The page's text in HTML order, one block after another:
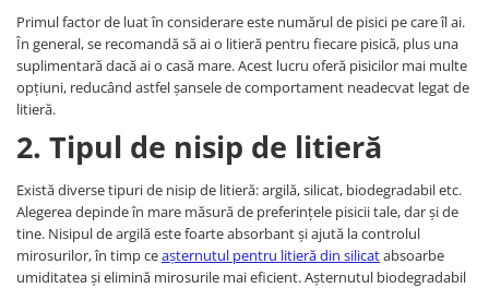
Primul factor de luat în considerare este numărul de pisici pe care îl ai.
În general, se recomandă să ai o litieră pentru fiecare pisică, plus una
suplimentară dacă ai o casă mare. Acest lucru oferă pisicilor mai multe
opțiuni, reducând astfel șansele de comportament neadecvat legat de
litieră.
2. Tipul de nisip de litieră
Există diverse tipuri de nisip de litieră: argilă, silicat, biodegradabil etc.
Alegerea depinde în mare măsură de preferințele pisicii tale, dar și de
tine. Nisipul de argilă este foarte absorbant și ajută la controlul
mirosurilor, în timp ceașternutul pentru litieră din silicatabsoarbe
umiditatea și elimină mirosurile mai eficient. Așternutul biodegradabil